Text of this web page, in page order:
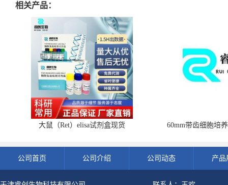
相关产品：
大鼠（Ret）elisa试剂盒现货 60mm带齿细胞培
公司首页 公司介绍 公司动态 产品